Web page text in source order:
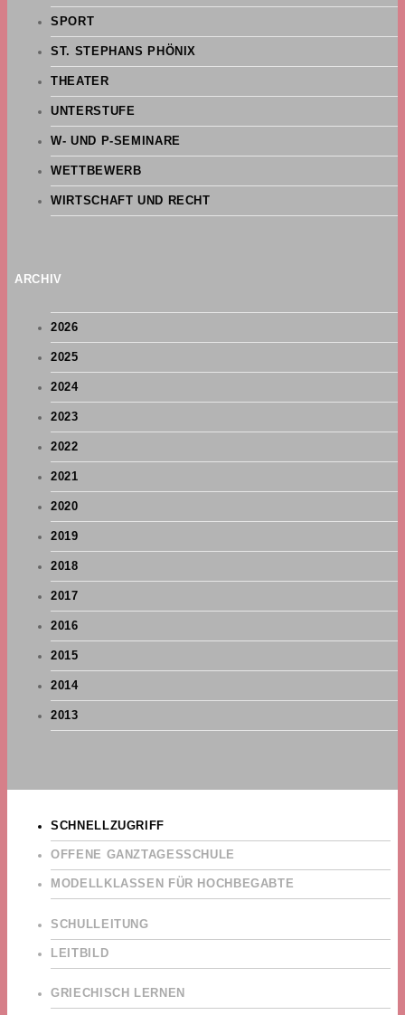
SPORT
ST. STEPHANS PHÖNIX
THEATER
UNTERSTUFE
W- UND P-SEMINARE
WETTBEWERB
WIRTSCHAFT UND RECHT
ARCHIV
2026
2025
2024
2023
2022
2021
2020
2019
2018
2017
2016
2015
2014
2013
SCHNELLZUGRIFF
OFFENE GANZTAGESSCHULE
MODELLKLASSEN FÜR HOCHBEGABTE
SCHULLEITUNG
LEITBILD
GRIECHISCH LERNEN